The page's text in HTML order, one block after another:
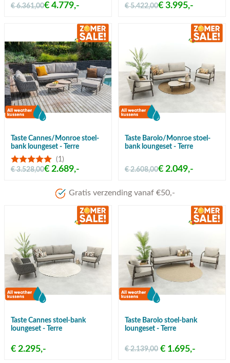
€ 6.361,00€ 4.779,- € 5.422,00€ 3.995,-
Taste Cannes/Monroe stoel-
bank loungeset - Terre
(1)
€ 3.528,00€ 2.689,-
Taste Barolo/Monroe stoel-
bank loungeset - Terre
€ 2.608,00€ 2.049,-
Meer dan 80 jaar ervaring
Taste Cannes stoel-bank
loungeset - Terre
€ 2.295,-
Taste Barolo stoel-bank
loungeset - Terre
€ 1.695,-
€ 2.139,00